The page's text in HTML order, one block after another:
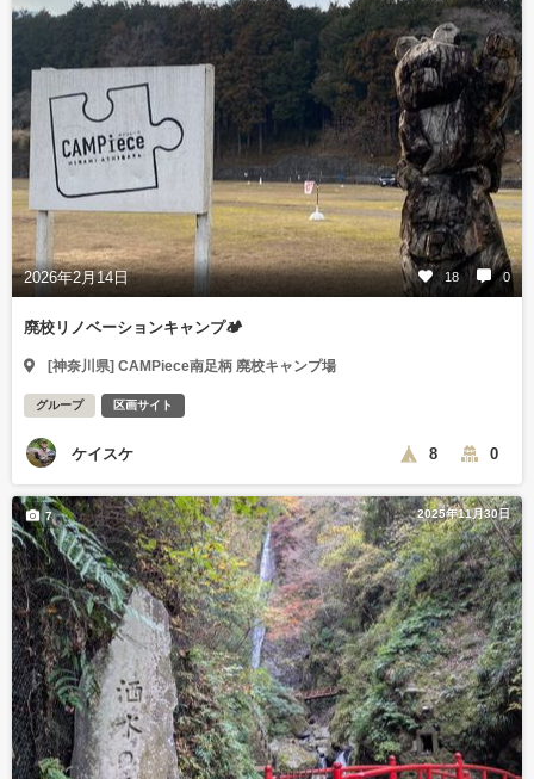
2026年2月14日 18 0
廃校リノベーションキャンプ🏕️
[神奈川県] CAMPiece南足柄 廃校キャンプ場
グループ 区画サイト
ケイスケ 8 0
2025年11月30日
7